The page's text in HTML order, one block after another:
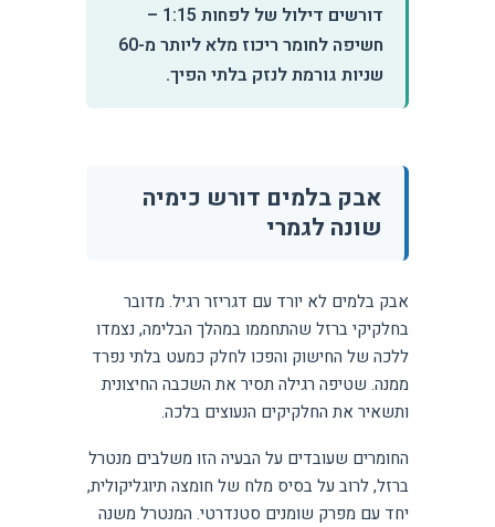
דורשים דילול של לפחות 1:15 –
חשיפה לחומר ריכוז מלא ליותר מ-60
שניות גורמת לנזק בלתי הפיך.
אבק בלמים דורש כימיה
שונה לגמרי
אבק בלמים לא יורד עם דגריזר רגיל. מדובר
בחלקיקי ברזל שהתחממו במהלך הבלימה, נצמדו
ללכה של החישוק והפכו לחלק כמעט בלתי נפרד
ממנה. שטיפה רגילה תסיר את השכבה החיצונית
ותשאיר את החלקיקים הנעוצים בלכה.
החומרים שעובדים על הבעיה הזו משלבים מנטרל
ברזל, לרוב על בסיס מלח של חומצה תיוגליקולית,
יחד עם מפרק שומנים סטנדרטי. המנטרל משנה